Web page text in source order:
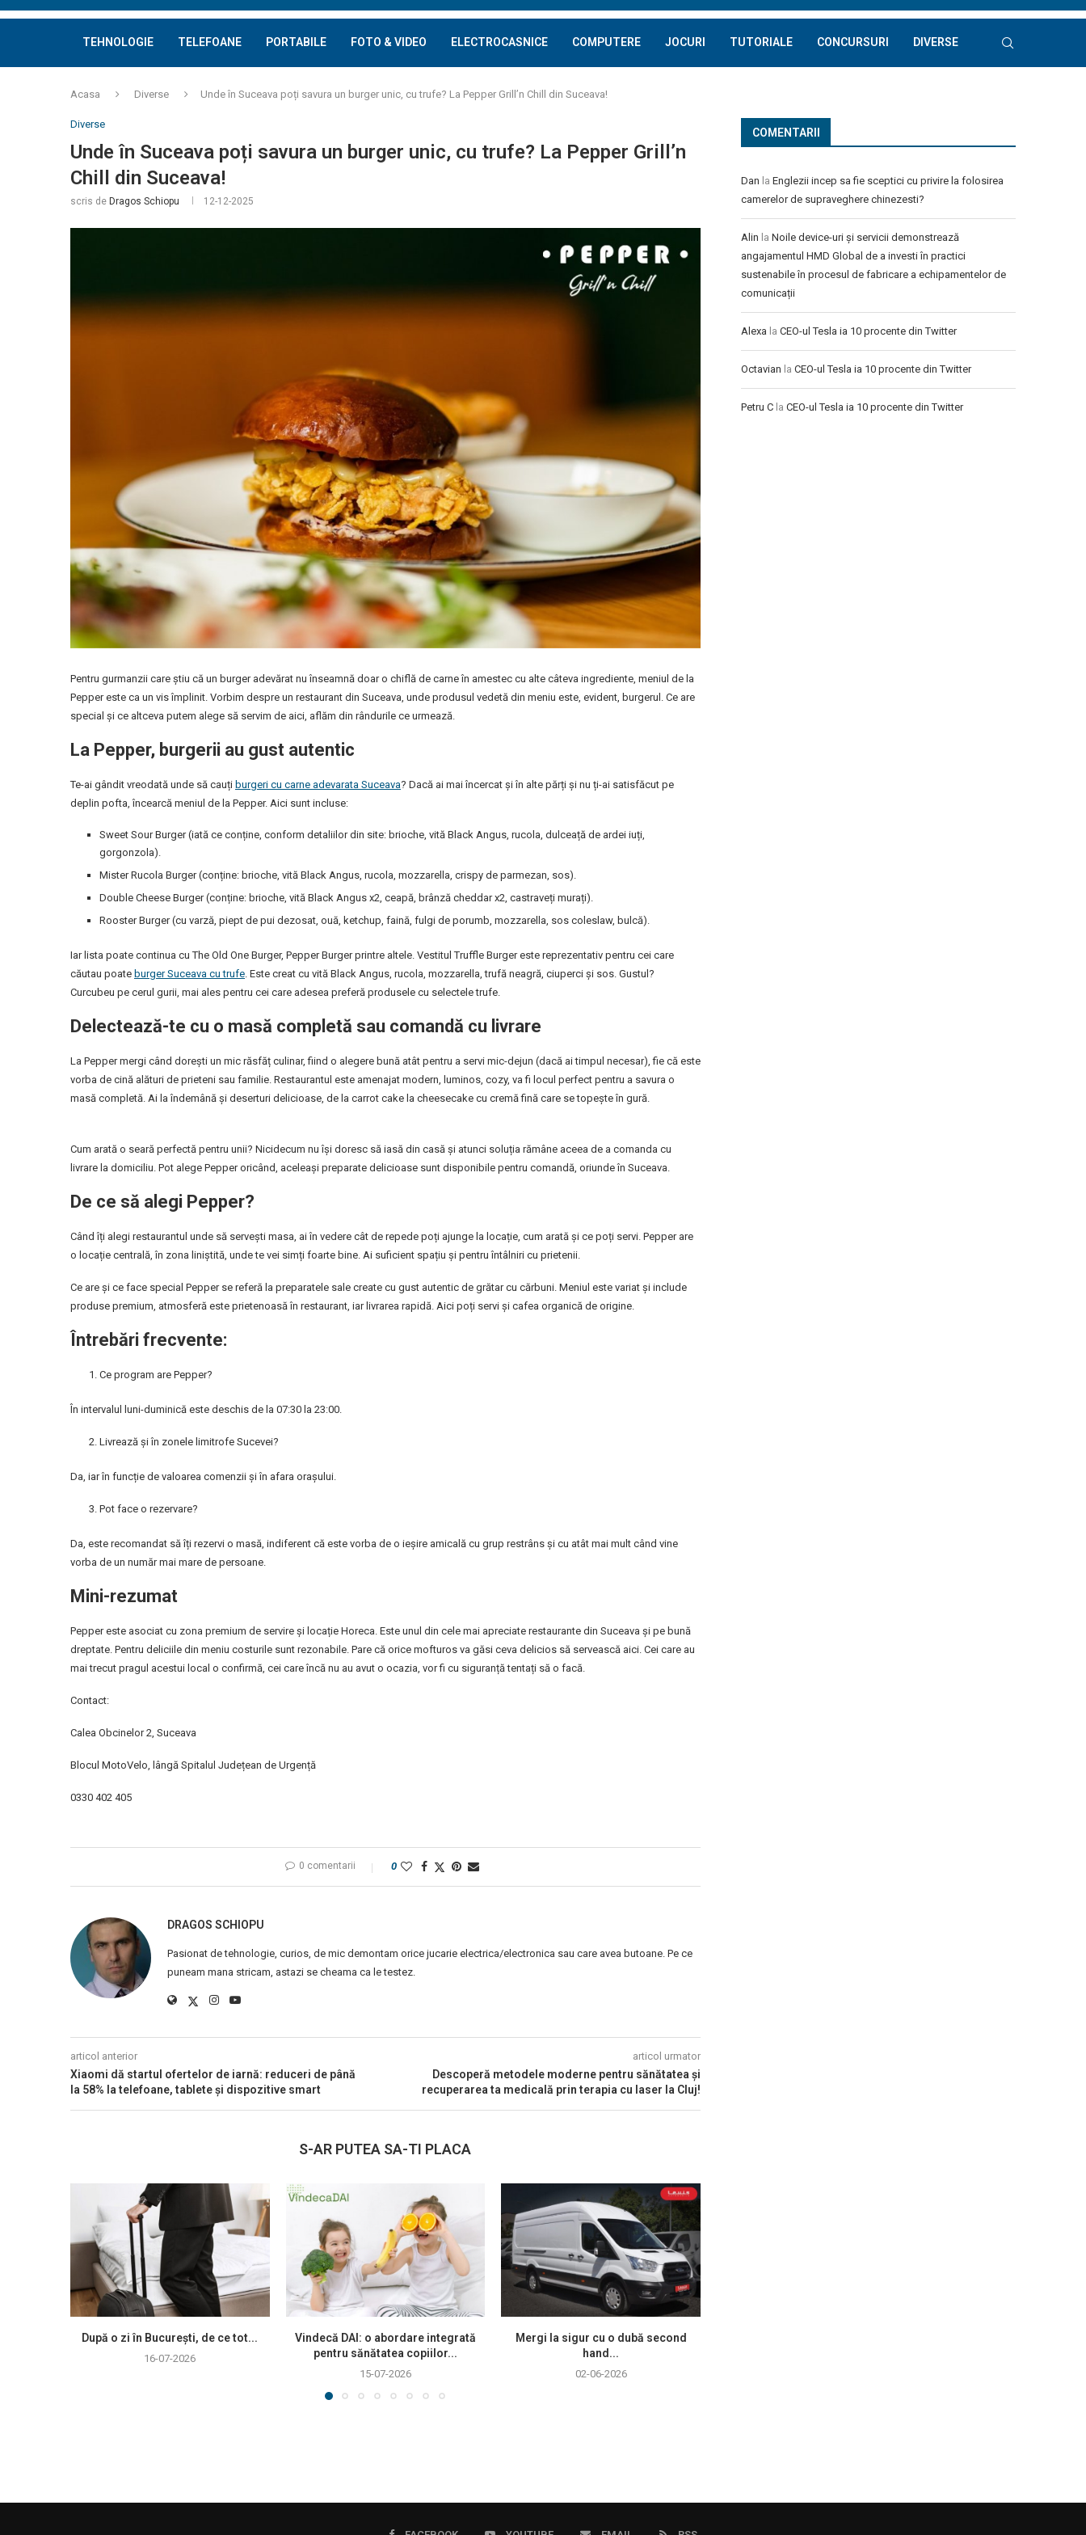
TEHNOLOGIE TELEFOANE PORTABILE FOTO & VIDEO ELECTROCASNICE COMPUTERE JOCURI TUTORIALE CONCURSURI DIVERSE
Acasa Diverse Unde în Suceava poți savura un burger unic, cu trufe? La Pepper Grill’n Chill din Suceava!
Diverse
Unde în Suceava poți savura un burger unic, cu trufe? La Pepper Grill’n
Chill din Suceava!
scris de Dragos Schiopu 12-12-2025
Pentru gurmanzii care știu că un burger adevărat nu înseamnă doar o chiflă de carne în amestec cu alte câteva ingrediente, meniul de la
Pepper este ca un vis împlinit. Vorbim despre un restaurant din Suceava, unde produsul vedetă din meniu este, evident, burgerul. Ce are
special și ce altceva putem alege să servim de aici, aflăm din rândurile ce urmează.
La Pepper, burgerii au gust autentic
Te-ai gândit vreodată unde să cauți burgeri cu carne adevarata Suceava? Dacă ai mai încercat și în alte părți și nu ți-ai satisfăcut pe
deplin pofta, încearcă meniul de la Pepper. Aici sunt incluse:
Sweet Sour Burger (iată ce conține, conform detaliilor din site: brioche, vită Black Angus, rucola, dulceață de ardei iuți,
gorgonzola).
Mister Rucola Burger (conține: brioche, vită Black Angus, rucola, mozzarella, crispy de parmezan, sos).
Double Cheese Burger (conține: brioche, vită Black Angus x2, ceapă, brânză cheddar x2, castraveți murați).
Rooster Burger (cu varză, piept de pui dezosat, ouă, ketchup, faină, fulgi de porumb, mozzarella, sos coleslaw, bulcă).
Iar lista poate continua cu The Old One Burger, Pepper Burger printre altele. Vestitul Truffle Burger este reprezentativ pentru cei care
căutau poate burger Suceava cu trufe. Este creat cu vită Black Angus, rucola, mozzarella, trufă neagră, ciuperci și sos. Gustul?
Curcubeu pe cerul gurii, mai ales pentru cei care adesea preferă produsele cu selectele trufe.
Delectează-te cu o masă completă sau comandă cu livrare
La Pepper mergi când dorești un mic răsfăț culinar, fiind o alegere bună atât pentru a servi mic-dejun (dacă ai timpul necesar), fie că este
vorba de cină alături de prieteni sau familie. Restaurantul este amenajat modern, luminos, cozy, va fi locul perfect pentru a savura o
masă completă. Ai la îndemână și deserturi delicioase, de la carrot cake la cheesecake cu cremă fină care se topește în gură.
Cum arată o seară perfectă pentru unii? Nicidecum nu își doresc să iasă din casă și atunci soluția rămâne aceea de a comanda cu
livrare la domiciliu. Pot alege Pepper oricând, aceleași preparate delicioase sunt disponibile pentru comandă, oriunde în Suceava.
De ce să alegi Pepper?
Când îți alegi restaurantul unde să servești masa, ai în vedere cât de repede poți ajunge la locație, cum arată și ce poți servi. Pepper are
o locație centrală, în zona liniștită, unde te vei simți foarte bine. Ai suficient spațiu și pentru întâlniri cu prietenii.
Ce are și ce face special Pepper se referă la preparatele sale create cu gust autentic de grătar cu cărbuni. Meniul este variat și include
produse premium, atmosferă este prietenoasă în restaurant, iar livrarea rapidă. Aici poți servi și cafea organică de origine.
Întrebări frecvente:
Ce program are Pepper?
În intervalul luni-duminică este deschis de la 07:30 la 23:00.
Livrează și în zonele limitrofe Sucevei?
Da, iar în funcție de valoarea comenzii și în afara orașului.
Pot face o rezervare?
Da, este recomandat să îți rezervi o masă, indiferent că este vorba de o ieșire amicală cu grup restrâns și cu atât mai mult când vine
vorba de un număr mai mare de persoane.
Mini-rezumat
Pepper este asociat cu zona premium de servire și locație Horeca. Este unul din cele mai apreciate restaurante din Suceava și pe bună
dreptate. Pentru deliciile din meniu costurile sunt rezonabile. Pare că orice mofturos va găsi ceva delicios să servească aici. Cei care au
mai trecut pragul acestui local o confirmă, cei care încă nu au avut o ocazia, vor fi cu siguranță tentați să o facă.
Contact:
Calea Obcinelor 2, Suceava
Blocul MotoVelo, lângă Spitalul Județean de Urgență
0330 402 405
0 comentarii 0
DRAGOS SCHIOPU
Pasionat de tehnologie, curios, de mic demontam orice jucarie electrica/electronica sau care avea butoane. Pe ce
puneam mana stricam, astazi se cheama ca le testez.
articol anterior
Xiaomi dă startul ofertelor de iarnă: reduceri de până
la 58% la telefoane, tablete și dispozitive smart
articol urmator
Descoperă metodele moderne pentru sănătatea și
recuperarea ta medicală prin terapia cu laser la Cluj!
S-AR PUTEA SA-TI PLACA
După o zi în București, de ce tot...
16-07-2026
Vindecă DAI: o abordare integrată
pentru sănătatea copiilor...
15-07-2026
Mergi la sigur cu o dubă second
hand...
02-06-2026
COMENTARII
Dan la Englezii incep sa fie sceptici cu privire la folosirea
camerelor de supraveghere chinezesti?
Alin la Noile device-uri și servicii demonstrează
angajamentul HMD Global de a investi în practici
sustenabile în procesul de fabricare a echipamentelor de
comunicații
Alexa la CEO-ul Tesla ia 10 procente din Twitter
Octavian la CEO-ul Tesla ia 10 procente din Twitter
Petru C la CEO-ul Tesla ia 10 procente din Twitter